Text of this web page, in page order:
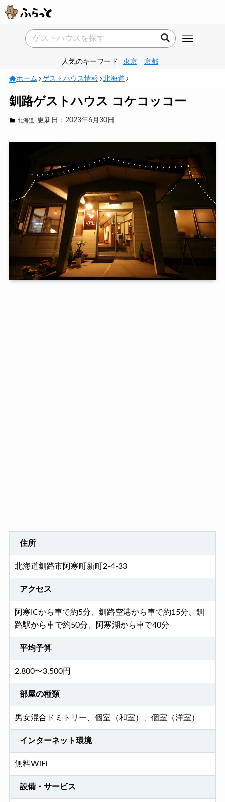
人気のキーワード 東京 京都
ホーム ゲストハウス情報 北海道
釧路ゲストハウス コケコッコー
北海道 更新日：2023年6月30日
住所
北海道釧路市阿寒町新町2-4-33
アクセス
阿寒ICから車で約5分、釧路空港から車で約15分、釧
路駅から車で約50分、阿寒湖から車で40分
平均予算
2,800〜3,500円
部屋の種類
男女混合ドミトリー、個室（和室）、個室（洋室）
インターネット環境
無料WiFi
設備・サービス